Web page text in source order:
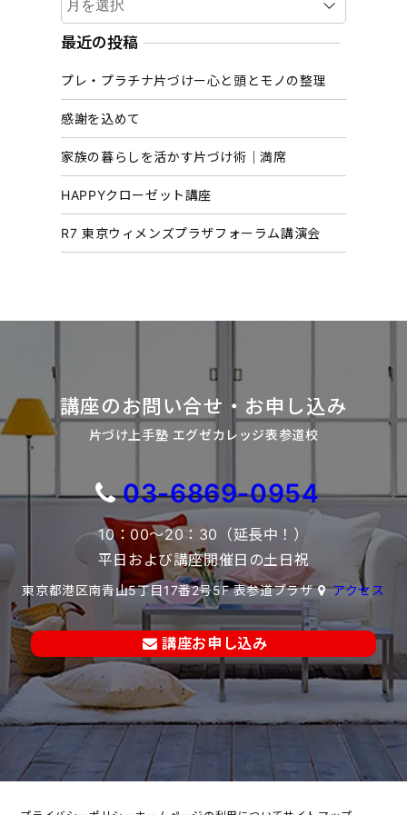
ー
カ
ブ
最近の投稿
プレ・プラチナ片づけー心と頭とモノの整理
感謝を込めて
家族の暮らしを活かす片づけ術｜満席
HAPPYクローゼット講座
R7 東京ウィメンズプラザフォーラム講演会
講座のお問い合せ・お申し込み
片づけ上手塾 エグゼカレッジ表参道校
03-6869-0954
10：00～20：30（延長中！）
平日および講座開催日の土日祝
東京都港区南青山5丁目17番2号5F 表参道プラザ アクセス
講座お申し込み